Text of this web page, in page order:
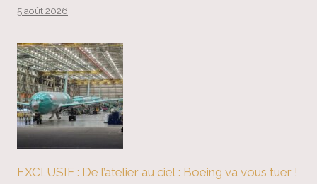
5 août 2026
EXCLUSIF : De l’atelier au ciel : Boeing va vous tuer !